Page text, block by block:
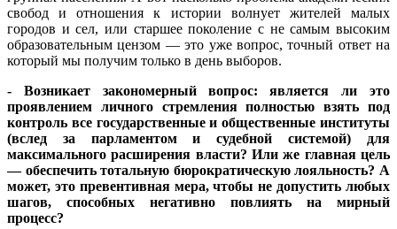
свобод и отношения к истории волнует жителей малых
городов и сел, или старшее поколение с не самым высоким
образовательным цензом — это уже вопрос, точный ответ на
который мы получим только в день выборов.
- Возникает закономерный вопрос: является ли это
проявлением личного стремления полностью взять под
контроль все государственные и общественные институты
(вслед за парламентом и судебной системой) для
максимального расширения власти? Или же главная цель
— обеспечить тотальную бюрократическую лояльность? А
может, это превентивная мера, чтобы не допустить любых
шагов, способных негативно повлиять на мирный
процесс?